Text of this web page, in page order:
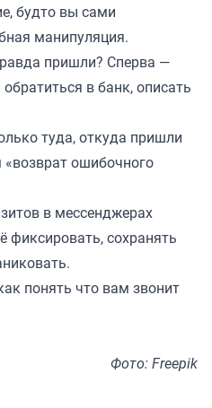
будто вы сами
манипуляция.
пришли? Сперва —
в банк, описать
туда, откуда пришли
ошибочного
в мессенджерах
фиксировать, сохранять
понять что вам звонит
Фото: Freepik